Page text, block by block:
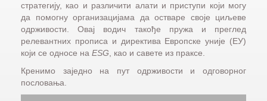
стратегију, као и различити алати и приступи који могу
да помогну организацијама да остваре своје циљеве
одрживости. Овај водич такође пружа и преглед
релевантних прописа и директива Европске уније (ЕУ)
који се односе на ESG , као и савете из праксе.
Кренимо заједно на пут одрживости и одговорног
пословања.